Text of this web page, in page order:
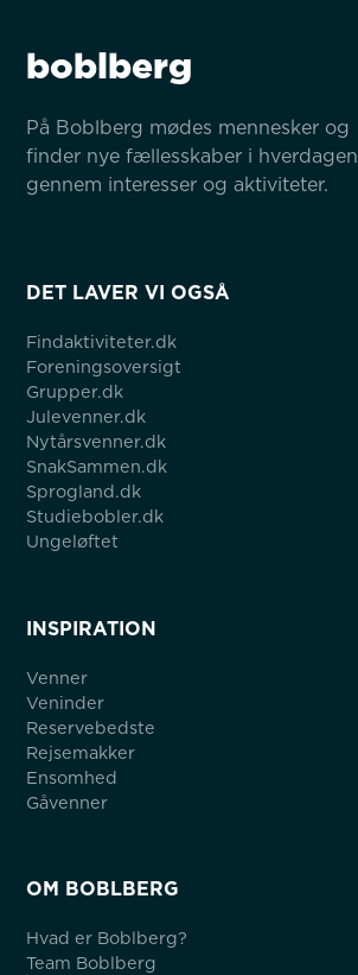
boblberg
På Boblberg mødes mennesker og
finder nye fællesskaber i hverdagen
gennem interesser og aktiviteter.
DET LAVER VI OGSÅ
Findaktiviteter.dk
Foreningsoversigt
Grupper.dk
Julevenner.dk
Nytårsvenner.dk
SnakSammen.dk
Sprogland.dk
Studiebobler.dk
Ungeløftet
INSPIRATION
Venner
Veninder
Reservebedste
Rejsemakker
Ensomhed
Gåvenner
OM BOBLBERG
Hvad er Boblberg?
Team Boblberg